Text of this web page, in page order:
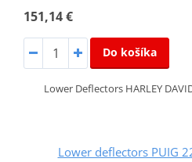
151,14 €
Do košíka
Lower Deflectors HARLEY
Lower deflectors PUIG